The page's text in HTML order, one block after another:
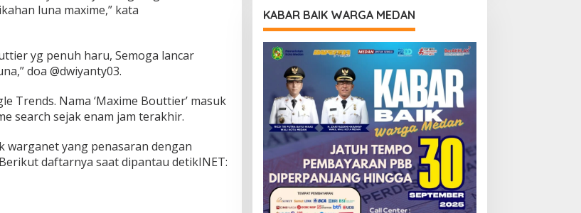
luna maxime,” kata
yg penuh haru, Semoga lancar
doa @dwiyanty03.
Trends. Nama ‘Maxime Bouttier’ masuk
search sejak enam jam terakhir.
warganet yang penasaran dengan
daftarnya saat dipantau detikINET:
KABAR BAIK WARGA MEDAN